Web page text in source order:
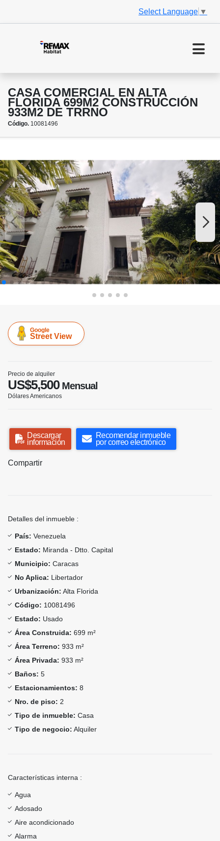
Select Language ▼
CASA COMERCIAL EN ALTA
FLORIDA 699M2 CONSTRUCCIÓN
933M2 DE TRRNO
Código. 10081496
Google
Street View
Precio de alquiler
US$5,500Mensual
Dólares Americanos
Descargar
información
Recomendar inmueble
por correo electrónico
Compartir
Detalles del inmueble :
País: Venezuela
Estado: Miranda - Dtto. Capital
Municipio: Caracas
No Aplica: Libertador
Urbanización: Alta Florida
Código: 10081496
Estado: Usado
Área Construida: 699 m²
Área Terreno: 933 m²
Área Privada: 933 m²
Baños: 5
Estacionamientos: 8
Nro. de piso: 2
Tipo de inmueble: Casa
Tipo de negocio: Alquiler
Características interna :
Agua
Adosado
Aire acondicionado
Alarma